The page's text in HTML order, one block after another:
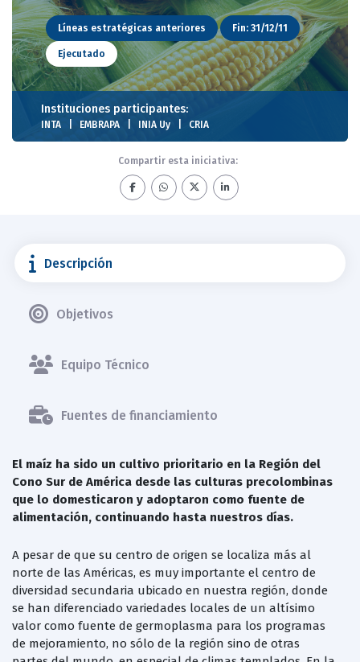
Líneas estratégicas anteriores Fin: 31/12/11
Ejecutado
Instituciones participantes:
INTA EMBRAPA INIA Uy CRIA
Compartir esta iniciativa:
Descripción
Objetivos
Equipo Técnico
Fuentes de financiamiento
El maíz ha sido un cultivo prioritario en la Región del
Cono Sur de América desde las culturas precolombinas
que lo domesticaron y adoptaron como fuente de
alimentación, continuando hasta nuestros días.
A pesar de que su centro de origen se localiza más al
norte de las Américas, es muy importante el centro de
diversidad secundaria ubicado en nuestra región, donde
se han diferenciado variedades locales de un altísimo
valor como fuente de germoplasma para los programas
de mejoramiento, no sólo de la región sino de otras